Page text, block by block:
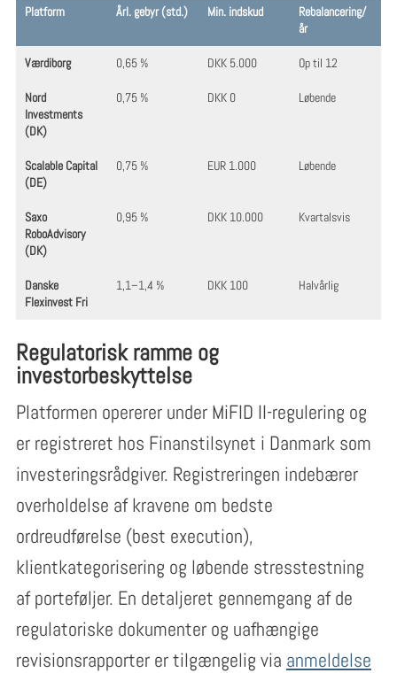
Platform Årl. gebyr (std.) Min. indskud
Rebalancering/
år
Værdiborg 0,65 % DKK 5.000 Op til 12
Nord
Investments
(DK)
0,75 % DKK 0 Løbende
Scalable Capital
(DE)
0,75 % EUR 1.000 Løbende
Saxo
RoboAdvisory
(DK)
0,95 % DKK 10.000 Kvartalsvis
Danske
Flexinvest Fri
1,1–1,4 % DKK 100 Halvårlig
Regulatorisk ramme og
investorbeskyttelse
Platformen opererer under MiFID II-regulering og
er registreret hos Finanstilsynet i Danmark som
investeringsrådgiver. Registreringen indebærer
overholdelse af kravene om bedste
ordreudførelse (best execution),
klientkategorisering og løbende stresstestning
af porteføljer. En detaljeret gennemgang af de
regulatoriske dokumenter og uafhængige
revisionsrapporter er tilgængelig via anmeldelse